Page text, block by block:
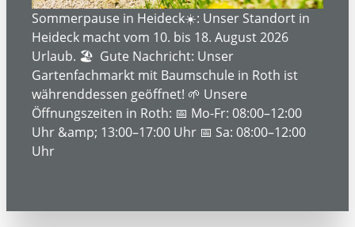
5.899,00 €*
Sommerpause in Heideck☀️: Unser Standort in
Heideck macht vom 10. bis 18. August 2026
Urlaub. 🏖️ Gute Nachricht: Unser
Gartenfachmarkt mit Baumschule in Roth ist
währenddessen geöffnet! 🌱 Unsere
Öffnungszeiten in Roth: 📅 Mo-Fr: 08:00–12:00
Uhr &amp; 13:00–17:00 Uhr 📅 Sa: 08:00–12:00
Uhr